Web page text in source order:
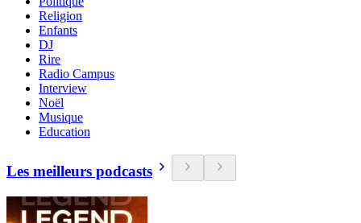
Religion
Enfants
DJ
Rire
Radio Campus
Interview
Noël
Musique
Education
Les meilleurs podcasts